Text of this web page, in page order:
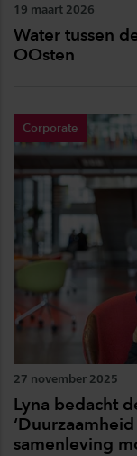
19 maart 2026
Water tussen
OOsten
Corporate
27 november 2025
Lyna bedacht
samenleving